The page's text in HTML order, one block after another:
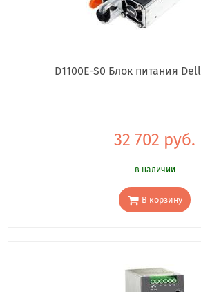
D1100E-S0 Блок питания
32 702 руб.
в наличии
В корзину